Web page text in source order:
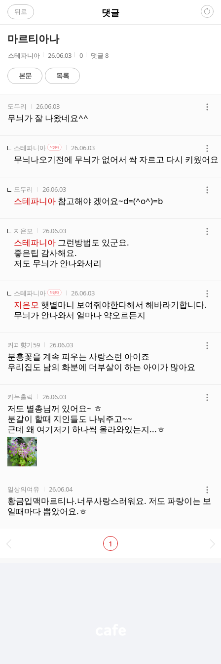
C
A
댓글
뒤로
마르티아나
작
자
스테파니아
작
시
26.06.03
조
수
0 댓글 8
본문 목록
작성자
도두리 작성시간
26.06.03
무늬가 잘 나왔네요^^
작성자
스테파니아작성자 본인 여부
작성자 작성시간
26.06.03
무늬나오기전에 무늬가 없어서 싹 자르고 다시 키웠어요
더
보
작성자
도두리 작성시간
26.06.03
스테파니아 참고해야 겠어요~d=(^o^)=b
작성자
지은모 작성시간
26.06.03
스테파니아 그런방법도 있군요.
좋은팁 감사해요.
저도 무늬가 안나와서리
작성자
스테파니아작성자 본인 여부
작성자 작성시간
26.06.03
지은모 햇별마니 보여줘야한다해서 해바라기합니다.
무늬가 안나와서 얼마나 약오르든지
작성자
커피향기59 작성시간
26.06.03
분홍꽃을 계속 피우는 사랑스런 아이죠
우리집도 남의 화분에 더부살이 하는 아이가 많아요
작성자
카누홀릭 작성시간
26.06.03
저도 별총님꺼 있어요~ ㅎ
분갈이 할때 지인들도 나눠주고~~
근데 왜 여기저기 하나씩 올라와있는지...ㅎ
작성자
일상의여유 작성시간
26.06.04
황금입맥마르티나.너무사랑스러워요. 저도 파랑이는 보
일때마다 뽑았어요.ㅎ
더
1